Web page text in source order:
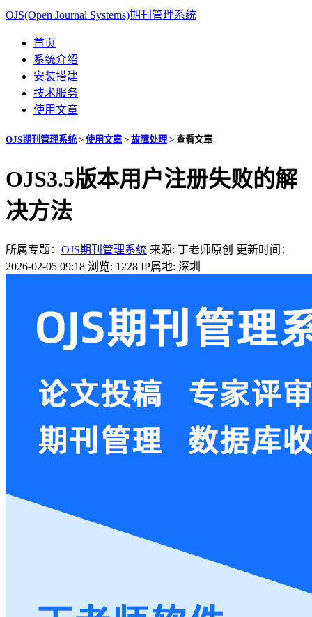
OJS(Open Journal Systems)期刊管理系统
首页
系统介绍
安装搭建
技术服务
使用文章
OJS期刊管理系统> 使用文章> 故障处理> 查看文章
OJS3.5版本用户注册失败的解
决方法
所属专题： OJS期刊管理系统 来源: 丁老师原创 更新时间：
2026-02-05 09:18 浏览: 1228 IP属地: 深圳